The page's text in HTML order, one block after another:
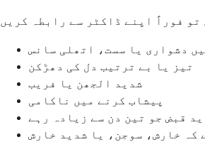
دشواری یا سست، اتھلی سانس
تیز یا بے ترتیب دل کی دھڑکن
شدید الجھن یا فریب
پیشاب کرنے میں ناکامی
قبض جو تین دن سے زیادہ رہے
کہ خارش، سوجن، یا شدید خارش